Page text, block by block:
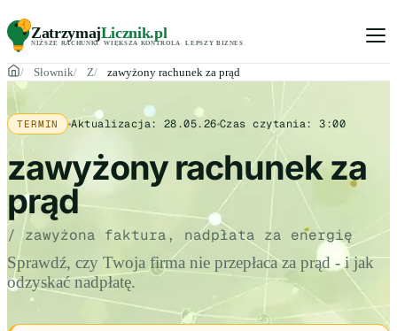
ZatrzymajLicznik.pl
NIŻSZE RACHUNKI. WIĘKSZA KONTROLA LEPSZY BIZNES
Słownik Z zawyżony rachunek za prąd
TERMIN Aktualizacja:28.05.26 Czas czytania:3:00
zawyżony rachunek za
prąd
/ zawyżona faktura, nadpłata za energię
Sprawdź, czy Twoja firma nie przepłaca za prąd - i jak
odzyskać nadpłatę.